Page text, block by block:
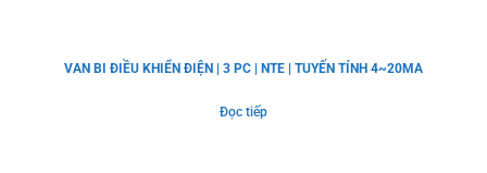
VAN BI ĐIỀU KHIỂN ĐIỆN | 3 PC | NTE | TUYẾN TÍNH 4~20MA
Đọc tiếp